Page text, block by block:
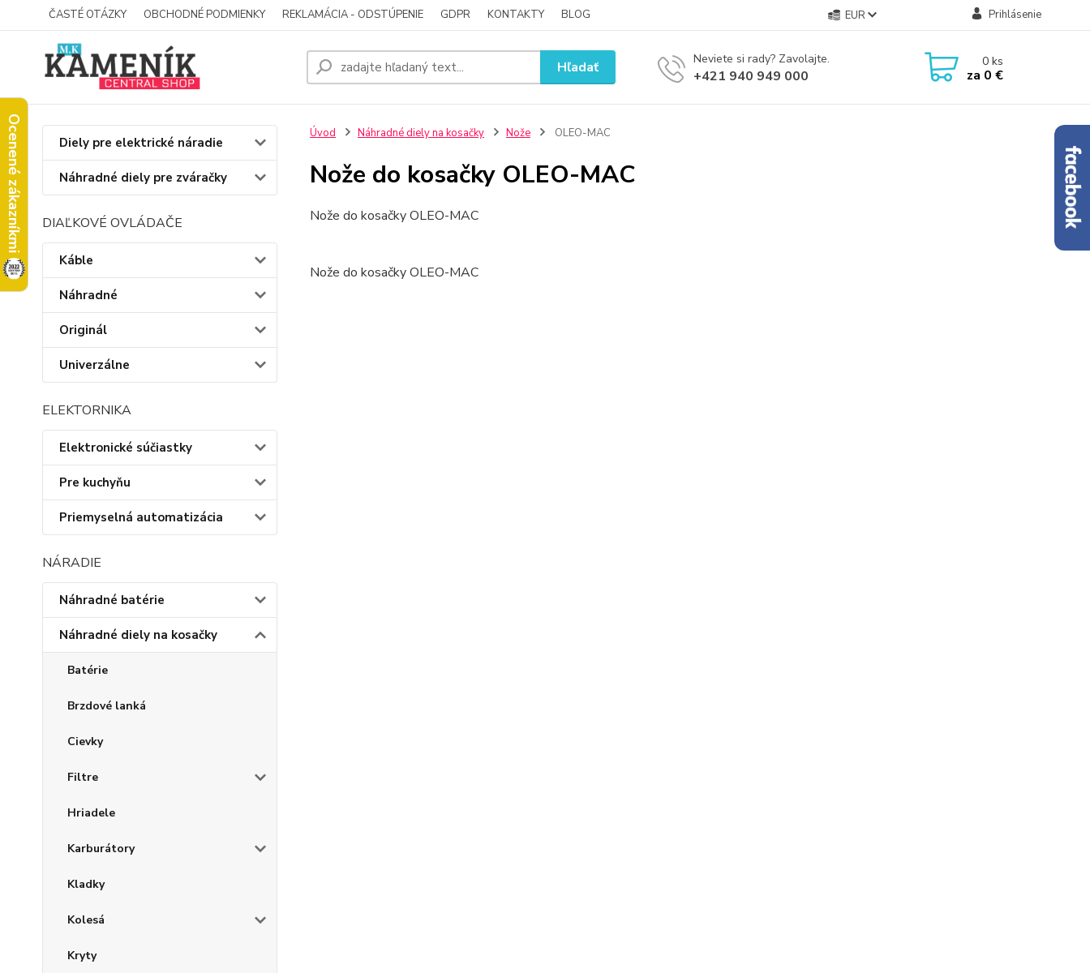
Ocenené zákazníkmi
ČASTÉ OTÁZKY OBCHODNÉ PODMIENKY REKLAMÁCIA - ODSTÚPENIE GDPR KONTAKTY BLOG EUR Prihlásenie
Hľadať Neviete si rady? Zavolajte.
+421 940 949 000
0ks
za 0 €
Diely pre elektrické náradie
Náhradné diely pre zváračky
DIAĽKOVÉ OVLÁDAČE
Káble
Náhradné
Originál
Univerzálne
ELEKTORNIKA
Elektronické súčiastky
Pre kuchyňu
Priemyselná automatizácia
NÁRADIE
Náhradné batérie
Náhradné diely na kosačky
Batérie
Brzdové lanká
Cievky
Filtre
Hriadele
Karburátory
Kladky
Kolesá
Kryty
Úvod Náhradné diely na kosačky Nože OLEO-MAC
Nože do kosačky OLEO-MAC
Nože do kosačky OLEO-MAC
Nože do kosačky OLEO-MAC